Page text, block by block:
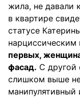
жила, не давали
в квартире
статусе
нарциссическим
первых,
фасад. С другой
слишком выше
манипулятивный